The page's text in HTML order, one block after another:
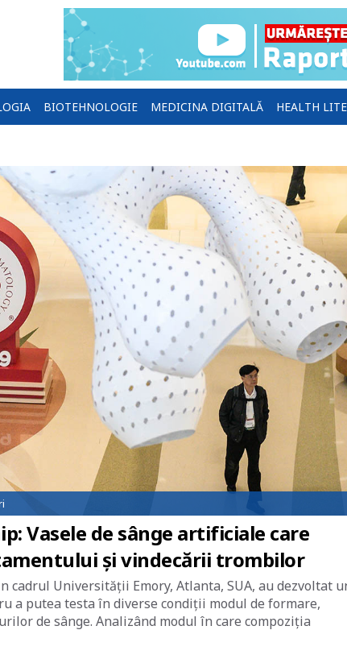
BIOTEHNOLOGIE MEDICINA DIGITALĂ HEALTH
Vasele de sânge artificiale care
și vindecării trombilor
cadrul Universității Emory, Atlanta, SUA, au dezvoltat
a putea testa în diverse condiții modul de formare,
de sânge. Analizând modul în care compoziția